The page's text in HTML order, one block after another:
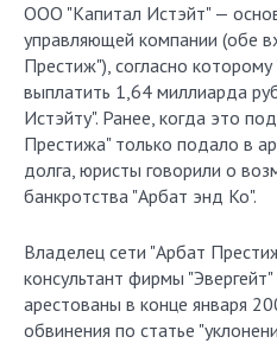
ООО "Капитал Истэйт" —
управляющей компании (обе
Престиж"), согласно
выплатить 1,64 миллиарда
Истэйту". Ранее, когда это
Престижа" только подало в
долга, юристы говорили о
банкротства "Арбат энд Ко".
Владелец сети "Арбат
консультант фирмы
арестованы в конце января
обвинения по статье